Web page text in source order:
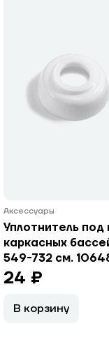
Аксессуары
Уплотнитель под
каркасных
549-732 см.
24 ₽
В корзину